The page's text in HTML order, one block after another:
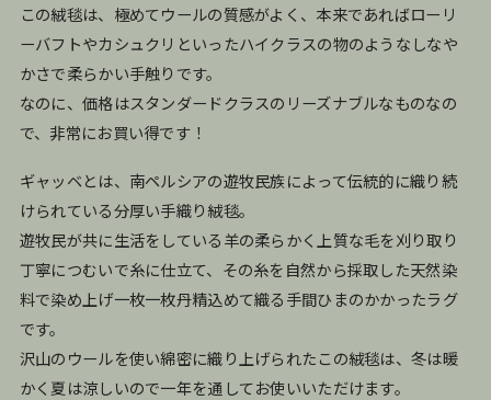
この絨毯は、極めてウールの質感がよく、本来であればローリ
ーバフトやカシュクリといったハイクラスの物のようなしなや
かさで柔らかい手触りです。
なのに、価格はスタンダードクラスのリーズナブルなものなの
で、非常にお買い得です！
ギャッベとは、南ペルシアの遊牧民族によって伝統的に織り続
けられている分厚い手織り絨毯。
遊牧民が共に生活をしている羊の柔らかく上質な毛を刈り取り
丁寧につむいで糸に仕立て、その糸を自然から採取した天然染
料で染め上げ一枚一枚丹精込めて織る手間ひまのかかったラグ
です。
沢山のウールを使い綿密に織り上げられたこの絨毯は、冬は暖
かく夏は涼しいので一年を通してお使いいただけます。